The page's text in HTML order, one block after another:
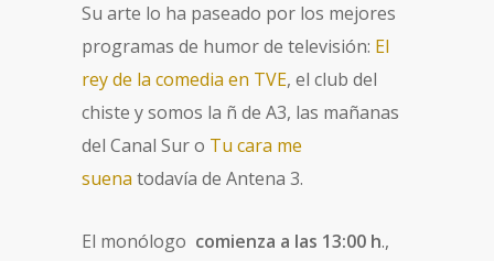
Su arte lo ha paseado por los mejores
programas de humor de televisión: El
rey de la comedia en TVE, el club del
chiste y somos la ñ de A3, las mañanas
del Canal Sur o Tu cara me
suena todavía de Antena 3.
El monólogo comienza a las 13:00 h.,